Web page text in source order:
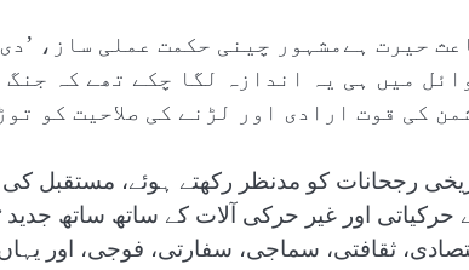
حیرت ہےمشہور چینی حکمت عملی ساز،
میں ہی یہ اندازہ لگا چکے تھے کہ
کی قوت ارادی اور لڑنے کی صلاحیت کو
رجحانات کو مدنظر رکھتے ہوئے، مستقبل
حرکیاتی اور غیر حرکی آلات کے ساتھ ساتھ
ثقافتی، سماجی، سفارتی، فوجی، اور